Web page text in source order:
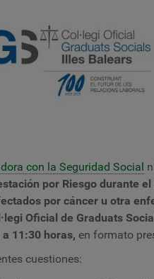
con la Seguridad Social
por Riesgo durante
por cáncer u otra
Oficial de Graduats
a 11:30 horas, en formato
cuestiones: